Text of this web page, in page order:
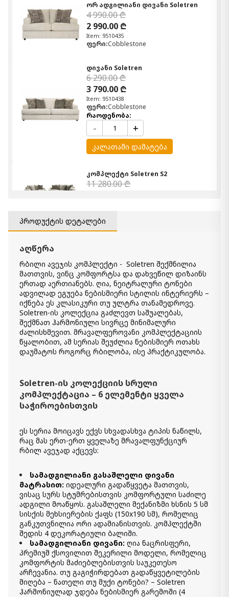
ორ ადგილიანი დივანი Soletren
4 990.00 ₾
2 990.00 ₾
Item: 9510435
ფერი:Cobblestone
დივანი Soletren
6 290.00 ₾
3 790.00 ₾
Item: 9510438
ფერი:Cobblestone
რაოდენობა:
- +
კალათაში დამატება
კომპლექტი Soletren S2
11 280.00 ₾
სავარძელი აქცენტით მბრუნავი
Item: 9510444
ფერი:Cobblestone
კომპლექტი Soletren S3
15 270.00 ₾
9 160.00 ₾
Item: 95104-SL3
ფერი:Cobblestone
8 260.00 ₾
Item: 95104S3
3 990.00 ₾
2 390.00 ₾
Item: 9510323
რაოდენობა:
- +
კალათაში დამატება
გასაშლელი დივანი Soletren
7 490.00 ₾
4 870.00 ₾
Item: 9510439
ფერი:Cobblestone
პროდუქტის დეტალები
აღწერა
რბილი ავეჯის კომპლექტი - Soletren შექმნილია
მათთვის, ვინც კომფორტსა და დახვეწილ დიზაინს
ერთად აერთიანებს. ღია, ნეიტრალური ტონები
ადვილად ეგუება ნებისმიერი სტილის ინტერიერს –
იქნება ეს კლასიკური თუ ულტრა თანამედროვე.
Soletren-ის კოლექცია გაძლევთ საშუალებას,
შექმნათ ჰარმონიული სივრცე მინიმალური
ძალისხმევით. მრავალფეროვანი კომპლექტაციის
წყალობით, ამ სერიას შეუძლია ნებისმიერ ოთახს
დაუმატოს როგორც რბილობა, ისე პრაქტიკულობა.
Soletren-ის კოლექციის სრული
კომპლექტაცია – 6 ელემენტი ყველა
საჭიროებისთვის
ეს სერია მოიცავს ექვს სხვადასხვა ტიპის ნაწილს,
რაც მას ერთ-ერთ ყველაზე მრავალფუნქციურ
რბილ ავეჯად აქცევს:
სამადგილიანი გასაშლელი დივანი
მატრასით: იდეალური გადაწყვეტა მათთვის,
ვისაც სურს სტუმრებისთვის კომფორტული საძილე
ადგილი მოაწყოს. გასაშლელი მექანიზმი ხსნის 5 სმ
სისქის მეხსიერების ქაფს (150x190 სმ), რომელიც
განკუთვნილია ორი ადამიანისთვის. კომპლექტში
შედის 4 დეკორატიული ბალიში.
სამადგილიანი დივანი: ღია ნაცრისფერი,
პრემიუმ ქსოვილით შეკერილი მოდელი, რომელიც
კომფორტის მაძიებლებისთვის საუკეთესო
არჩევანია. თუ გაგიჭირდებათ გადაწყვეტილების
მიღება – ნათელი თუ მუქი ტონები? – Soletren
ჰარმონიულად ჯდება ნებისმიერ გარემოში (4